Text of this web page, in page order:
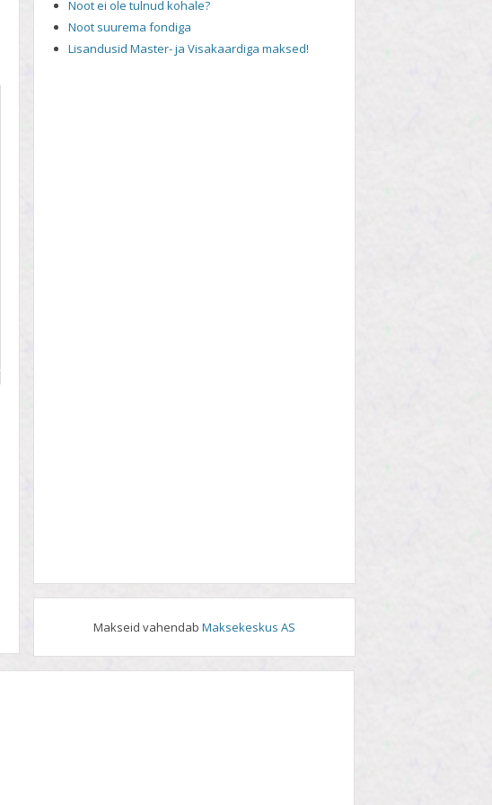
Noot ei ole tulnud kohale?
Noot suurema fondiga
Lisandusid Master- ja Visakaardiga maksed!
Makseid vahendabMaksekeskus AS